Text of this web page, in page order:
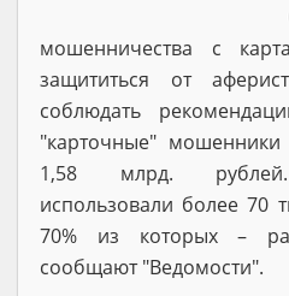
мошенничества с
защититься от
соблюдать
"карточные"
1,58 млрд. рублей.
использовали более 70
70% из которых –
сообщают "Ведомости".